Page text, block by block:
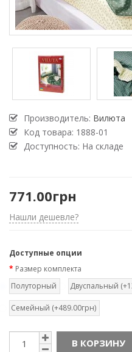
Производитель: Вилюта
Код товара: 1888-01
Доступность: На складе
771.00грн
Нашли дешевле?
Доступные опции
Размер комплекта
Полуторный
Двуспальный
Семейный (+489.00грн)
В КОРЗИНУ